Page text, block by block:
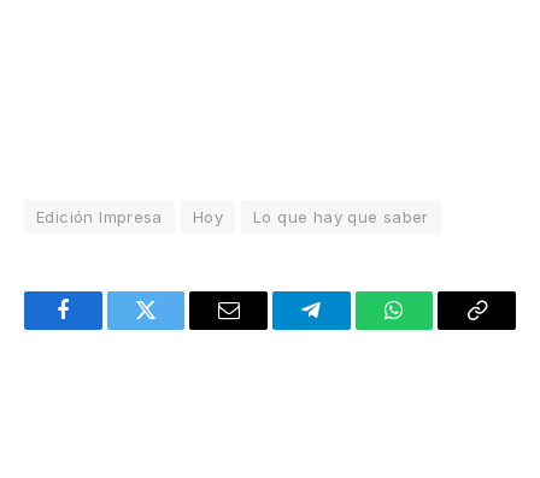
Edición Impresa Hoy Lo que hay que saber
FacebookTwitter Email TelegramWhatsAppCopy